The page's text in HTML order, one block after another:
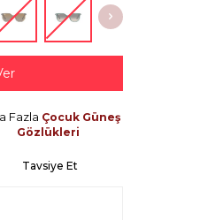
Fazla Çocuk Güneş
Gözlükleri
Tavsiye Et